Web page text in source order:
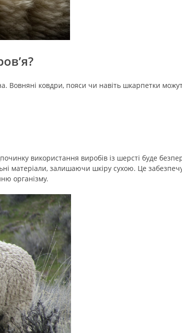
Вовняні ковдри, пояси чи навіть шкарпетки
використання виробів із шерсті буде
матеріали, залишаючи шкіру сухою. Це
організму.